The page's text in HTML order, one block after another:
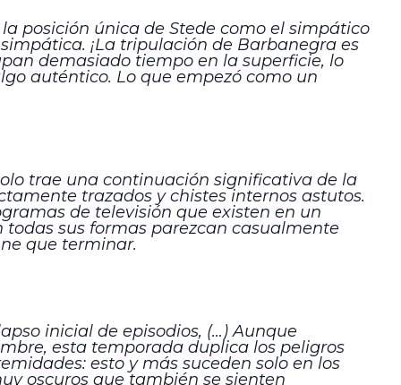
posición única de Stede como el simpático
¡La tripulación de Barbanegra es
demasiado tiempo en la superficie, lo
auténtico. Lo que empezó como un
trae una continuación significativa de la
trazados y chistes internos astutos.
de televisión que existen en un
sus formas parezcan casualmente
que terminar.
inicial de episodios, (…) Aunque
esta temporada duplica los peligros
esto y más suceden solo en los
oscuros que también se sienten